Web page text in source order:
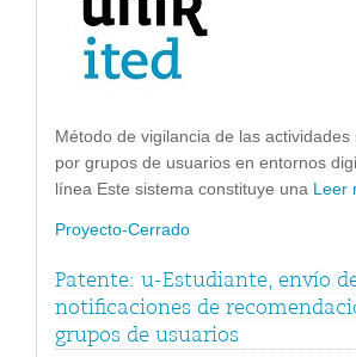
Método de vigilancia de las actividades
por grupos de usuarios en entornos
línea Este sistema constituye una Leer
Proyecto-Cerrado
Patente: u-Estudiante, envío
notificaciones de
grupos de usuarios